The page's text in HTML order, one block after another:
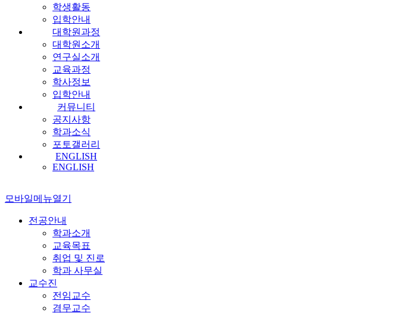
학생활동
입학안내
대학원과정
대학원소개
연구실소개
교육과정
학사정보
입학안내
커뮤니티
공지사항
학과소식
포토갤러리
ENGLISH
ENGLISH
모바일메뉴열기
전공안내
학과소개
교육목표
취업 및 진로
학과 사무실
교수진
전임교수
겸무교수